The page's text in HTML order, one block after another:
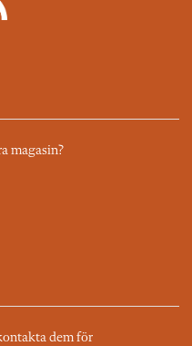
magasin?
dem för